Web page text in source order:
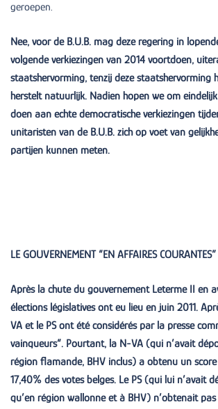
geroepen.
Nee, voor de B.U.B. mag deze regering in
volgende verkiezingen van 2014 voortdoen,
staatshervorming, tenzij deze staatshervorming
herstelt natuurlijk. Nadien hopen we om
doen aan echte democratische verkiezingen
unitaristen van de B.U.B. zich op voet van
partijen kunnen meten.
LE GOUVERNEMENT “EN AFFAIRES COURANTES”
Après la chute du gouvernement Leterme II en
élections législatives ont eu lieu en juin 2011.
VA et le PS ont été considérés par la presse
vainqueurs“. Pourtant, la N-VA (qui n’avait
région flamande, BHV inclus) a obtenu un
17,40% des votes belges. Le PS (qui lui n’avait
qu’en région wallonne et à BHV) n’obtenait